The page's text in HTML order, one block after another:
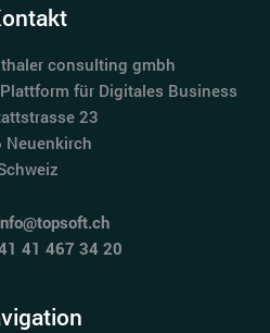
consulting gmbh
für Digitales Business
23
Neuenkirch
41 467 34 20